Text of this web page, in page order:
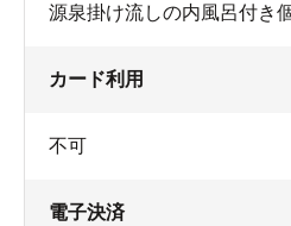
源泉掛け流しの内風呂付き
カード利用
不可
電子決済